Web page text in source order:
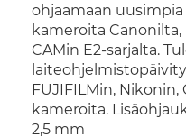
ohjaamaan
kameroita Canonilta,
CAMin E2-sarjalta.
FUJIFILMin,
kameroita.
2,5 mm